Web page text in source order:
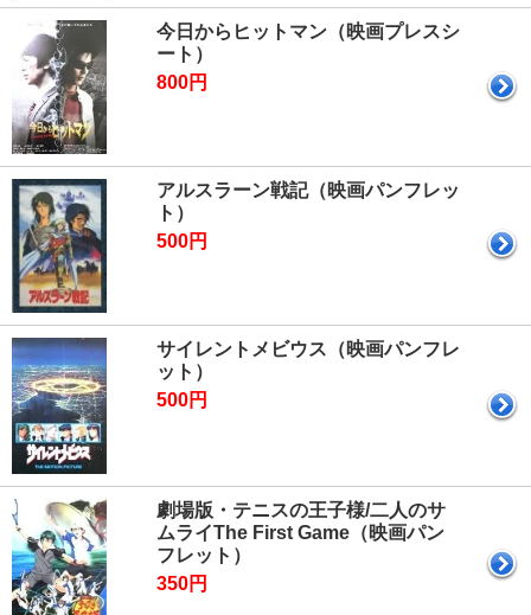
今日からヒットマン（映画プレスシ
ート）
800円
アルスラーン戦記（映画パンフレッ
ト）
500円
サイレントメビウス（映画パンフレ
ット）
500円
劇場版・テニスの王子様/二人のサ
ムライThe First Game（映画パン
フレット）
350円